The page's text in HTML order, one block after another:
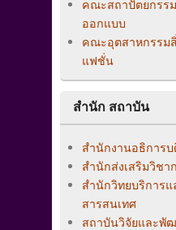
คณะสถาปัตยกรร
ออกแบบ
คณะอุตสาหกรรม
แฟชั่น
สำนัก สถาบัน
สำนักงานอธิการ
สำนักส่งเสริมวิชา
สำนักวิทยบริการ
สารสนเทศ
สถาบันวิจัยและพั